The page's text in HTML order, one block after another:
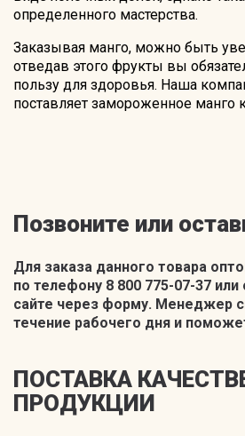
определенного мастерства.
Заказывая манго, можно быть
отведав этого фрукты вы
пользу для здоровья. Наша
поставляет замороженное манго
Позвоните или
Для заказа данного товара
по телефону 8 800 775-07-37 или
сайте через форму. Менеджер
течение рабочего дня и
ПОСТАВКА
ПРОДУКЦИИ